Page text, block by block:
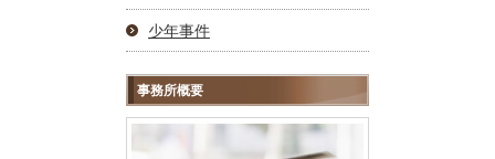
少年事件
事務所概要